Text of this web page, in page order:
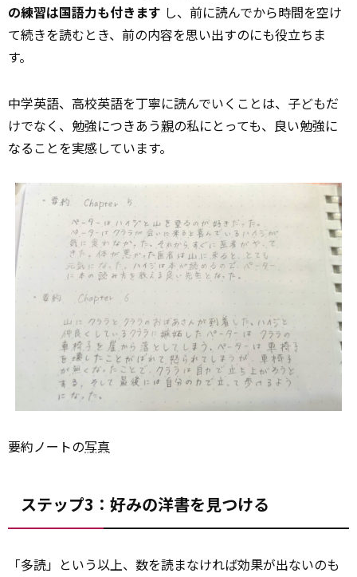
の練習は国語力も付きます し、前に読んでから時間を空け
て続きを読むとき、前の内容を思い出すのにも役立ちま
す。
中学英語、高校英語を丁寧に読んでいくことは、子どもだ
けでなく、勉強につきあう親の私にとっても、良い勉強に
なることを実感しています。
要約ノートの写真
ステップ3：好みの洋書を見つける
「多読」という以上、数を読まなければ効果が出ないのも